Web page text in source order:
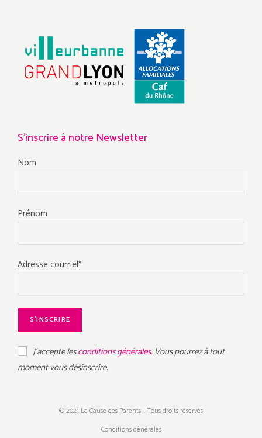
S'inscrire à notre Newsletter
Nom
Prénom
Adresse courriel*
J'accepte lesconditions générales. Vous pourrez à tout
moment vous désinscrire.
© 2021 La Cause des Parents - Tous droits réservés
Conditions générales